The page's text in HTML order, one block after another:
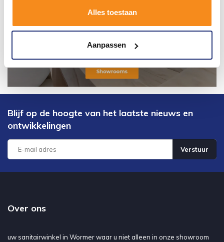
Alles toestaan
Aanpassen
Blijf op de hoogte van het laatste nieuws en
ontwikkelingen
Verstuur
Over ons
uw sanitairwinkel in Wormer waar u niet alleen in onze showroom